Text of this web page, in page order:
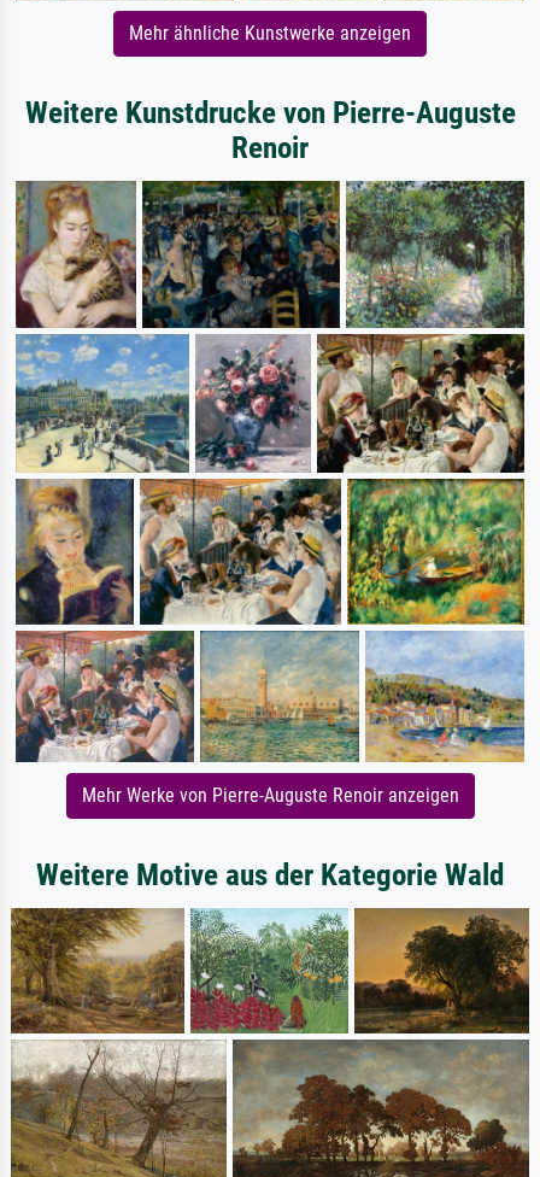
Mehr ähnliche Kunstwerke anzeigen
Weitere Kunstdrucke von Pierre-Auguste
Renoir
Mehr Werke von Pierre-Auguste Renoir anzeigen
Weitere Motive aus der Kategorie Wald